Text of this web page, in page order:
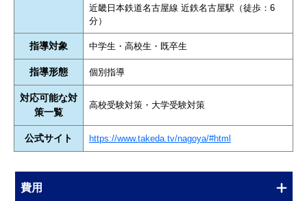
近畿日本鉄道名古屋線 近鉄名古屋駅（徒歩：6
分）
指導対象 中学生・高校生・既卒生
指導形態 個別指導
対応可能な対
策一覧
高校受験対策・大学受験対策
公式サイト https://www.takeda.tv/nagoya/#html
費用